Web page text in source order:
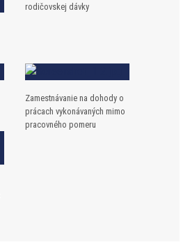
rodičovskej dávky
Zamestnávanie na dohody o
prácach vykonávaných mimo
pracovného pomeru